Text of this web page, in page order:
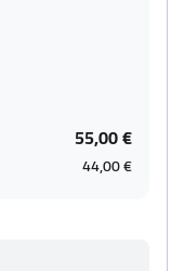
55,00 €
44,00 €